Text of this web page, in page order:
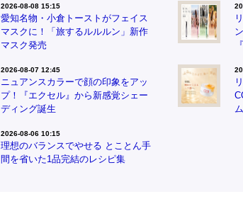
2026-08-08 15:15
愛知名物・小倉トーストがフェイス
マスクに！「旅するルルルン」新作
マスク発売
2026-08-07 12:45
ニュアンスカラーで顔の印象をアッ
プ！『エクセル』から新感覚シェー
ディング誕生
2026-08-06 10:15
理想のバランスでやせる とことん手
間を省いた1品完結のレシピ集